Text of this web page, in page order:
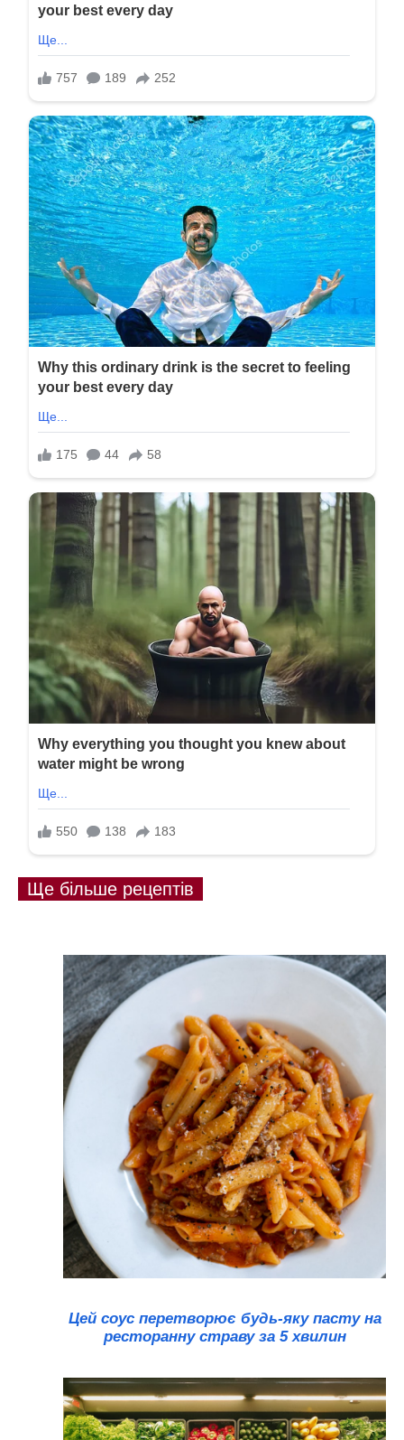
Ще більше рецептів
Цей соус перетворює будь-яку пасту на
ресторанну страву за 5 хвилин